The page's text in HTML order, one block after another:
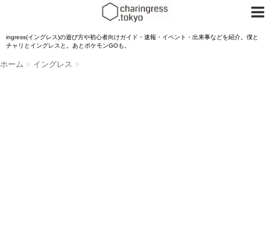
ingress(イングレス)の遊び方や初心者向けガイド・速報・イベント・出来事などを紹介。僕と
チャリとイングレスと。あとポケモンGOも。
ホーム > イングレス >